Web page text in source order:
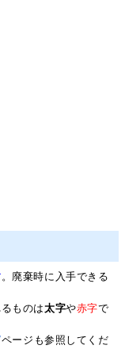
。廃棄時に入手できる
ものは太字や赤字で
ページも参照してくだ